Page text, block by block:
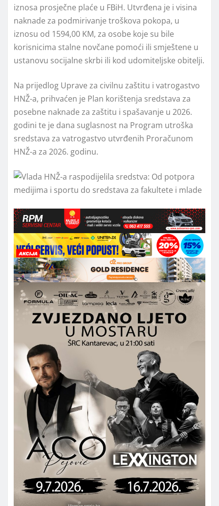
iznosa prosječne plaće u FBiH. Utvrđena je i visina
naknade za podmirivanje troškova pokopa, u
iznosu od 1594,00 KM, za osobe koje su bile
korisnicima stalne novčane pomoći ili smještene u
ustanovu socijalne skrbi ili kod udomiteljske obitelji.
Na prijedlog Uprave za civilnu zaštitu i vatrogastvo
HNŽ-a, prihvaćen je Plan korištenja sredstava za
posebne naknade za zaštitu i spašavanje u 2026.
godini te je dana suglasnost na Program utroška
sredstava za vatrogastvo utvrđenih Proračunom
HNŽ-a za 2026. godinu.